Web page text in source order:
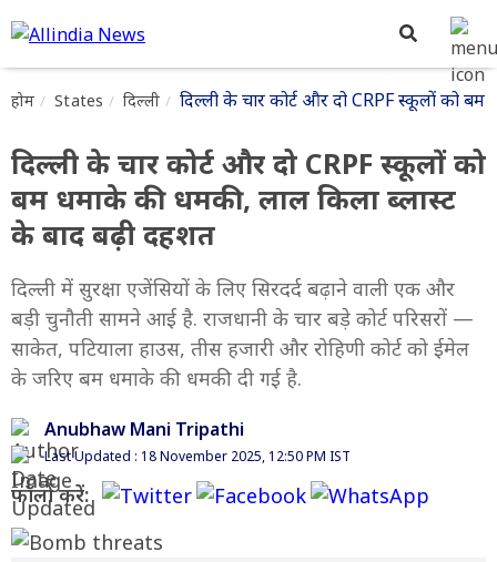
होम States दिल्ली दिल्ली के चार कोर्ट और दो CRPF स्कूलों को
दिल्ली के चार कोर्ट और दो CRPF स्कूलों को
बम धमाके की धमकी, लाल किला ब्लास्ट
के बाद बढ़ी दहशत
दिल्ली में सुरक्षा एजेंसियों के लिए सिरदर्द बढ़ाने वाली एक और
बड़ी चुनौती सामने आई है. राजधानी के चार बड़े कोर्ट परिसरों —
साकेत, पटियाला हाउस, तीस हजारी और रोहिणी कोर्ट को ईमेल
के जरिए बम धमाके की धमकी दी गई है.
Anubhaw Mani Tripathi
Last Updated : 18 November 2025, 12:50 PM IST
फॉलो करें: